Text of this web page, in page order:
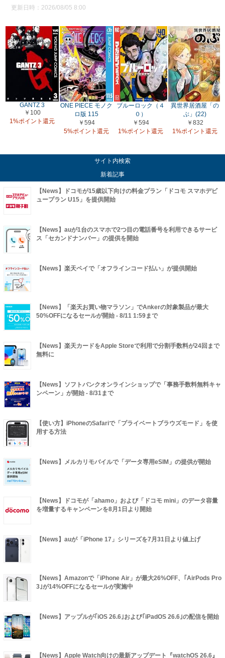
更新日時：2026/08/05 8:00
GANTZ 3
￥100
1%ポイント還元
ONE PIECE モノク
ロ版 115
￥594
5%ポイント還元
ブルーロック（４
０）
￥594
1%ポイント還元
異世界居酒屋「の
ぶ」(22)
￥832
1%ポイント還元
サイト内検索
新着記事
【News】ドコモが15歳以下向けの料金プラン「ドコモ スマホデビ
ュープラン U15」を提供開始
【News】auが1台のスマホで2つ目の電話番号を利用できるサービ
ス「セカンドナンバー」の提供を開始
【News】楽天ペイで「オフラインコード払い」が提供開始
【News】「楽天お買い物マラソン」でAnkerの対象製品が最大
50%OFFになるセールが開始 - 8/11 1:59まで
【News】楽天カードをApple Storeで利用で分割手数料が24回まで
無料に
【News】ソフトバンクオンラインショップで「事務手数料無料キャ
ンペーン」が開始 - 8/31まで
【使い方】iPhoneのSafariで「プライベートブラウズモード」を使
用する方法
【News】メルカリモバイルで「データ専用eSIM」の提供が開始
【News】ドコモが「ahamo」および「ドコモ mini」のデータ容量
を増量するキャンペーンを8月1日より開始
【News】auが「iPhone 17」シリーズを7月31日より値上げ
【News】Amazonで「iPhone Air」が最大26%OFF、｢AirPods Pro
3｣が14%OFFになるセールが実施中
【News】アップルが｢iOS 26.6｣および｢iPadOS 26.6｣の配信を開始
【News】Apple Watch向けの最新アップデート『watchOS 26.6』